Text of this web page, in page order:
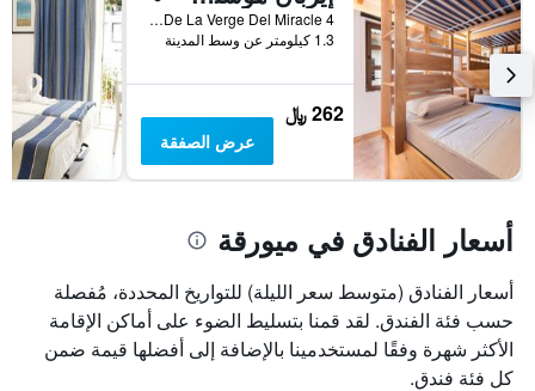
Placa De La Verge Del Miracle 4, ميورقة, مالوركا, أسبانيا
1.3 كيلومتر عن وسط المدينة
262 ﷼
عرض الصفقة
أسعار الفنادق في ميورقة
أسعار الفنادق (متوسط سعر الليلة) للتواريخ المحددة، مُفصلة
حسب فئة الفندق. لقد قمنا بتسليط الضوء على أماكن الإقامة
الأكثر شهرة وفقًا لمستخدمينا بالإضافة إلى أفضلها قيمة ضمن
كل فئة فندق.